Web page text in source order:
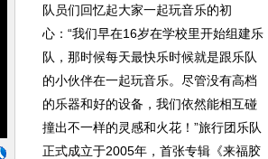
队员们回忆起大家一起玩音乐的初
心：“我们早在16岁在学校里开始组建乐
队，那时候每天最快乐时候就是跟乐队
的小伙伴在一起玩音乐。尽管没有高档
的乐器和好的设备，我们依然能相互碰
撞出不一样的灵感和火花！”旅行团乐队
正式成立于2005年，首张专辑《来福胶